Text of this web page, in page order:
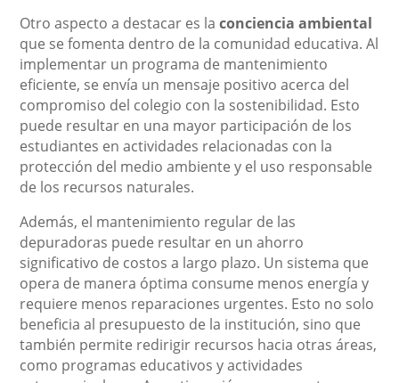
Otro aspecto a destacar es laconciencia ambiental
que se fomenta dentro de la comunidad educativa. Al
implementar un programa de mantenimiento
eficiente, se envía un mensaje positivo acerca del
compromiso del colegio con la sostenibilidad. Esto
puede resultar en una mayor participación de los
estudiantes en actividades relacionadas con la
protección del medio ambiente y el uso responsable
de los recursos naturales.
Además, el mantenimiento regular de las
depuradoras puede resultar en un ahorro
significativo de costos a largo plazo. Un sistema que
opera de manera óptima consume menos energía y
requiere menos reparaciones urgentes. Esto no solo
beneficia al presupuesto de la institución, sino que
también permite redirigir recursos hacia otras áreas,
como programas educativos y actividades